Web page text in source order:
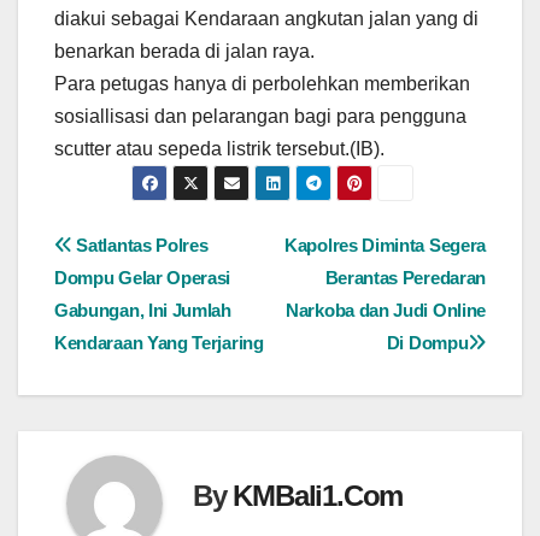
diakui sebagai Kendaraan angkutan jalan yang di
benarkan berada di jalan raya.
Para petugas hanya di perbolehkan memberikan
sosiallisasi dan pelarangan bagi para pengguna
scutter atau sepeda listrik tersebut.(IB).
Navigasi
pos
Kapolres Diminta Segera
Berantas Peredaran
Narkoba dan Judi Online
Di Dompu
Satlantas Polres
Dompu Gelar Operasi
Gabungan, Ini Jumlah
Kendaraan Yang Terjaring
ByKMBali1.Com